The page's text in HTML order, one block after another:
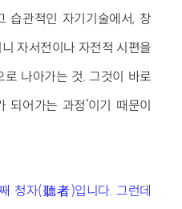
습관적인 자기기술에서, 창
자서전이나 자전적 시편을
나아가는 것. 그것이 바로
되어가는 과정’이기 때문이
청자(聽者)입니다. 그런데